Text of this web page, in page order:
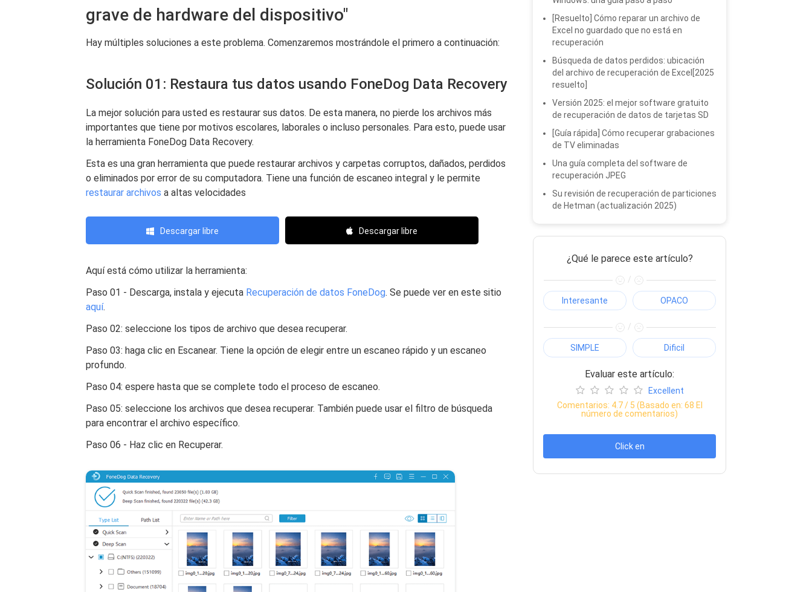
grave de hardware del dispositivo"
Hay múltiples soluciones a este problema. Comenzaremos mostrándole el primero a continuación:
Solución 01: Restaura tus datos usando FoneDog Data Recovery
La mejor solución para usted es restaurar sus datos. De esta manera, no pierde los archivos más
importantes que tiene por motivos escolares, laborales o incluso personales. Para esto, puede usar
la herramienta FoneDog Data Recovery.
Esta es una gran herramienta que puede restaurar archivos y carpetas corruptos, dañados, perdidos
o eliminados por error de su computadora. Tiene una función de escaneo integral y le permite
restaurar archivos a altas velocidades
Descargar libre Descargar libre
Aquí está cómo utilizar la herramienta:
Paso 01 - Descarga, instala y ejecuta Recuperación de datos FoneDog. Se puede ver en este sitio
aquí.
Paso 02: seleccione los tipos de archivo que desea recuperar.
Paso 03: haga clic en Escanear. Tiene la opción de elegir entre un escaneo rápido y un escaneo
profundo.
Paso 04: espere hasta que se complete todo el proceso de escaneo.
Paso 05: seleccione los archivos que desea recuperar. También puede usar el filtro de búsqueda
para encontrar el archivo específico.
Paso 06 - Haz clic en Recuperar.
[Resuelto] Cómo reparar un archivo de
Excel no guardado que no está en
recuperación
Búsqueda de datos perdidos: ubicación
del archivo de recuperación de Excel[2025
resuelto]
Versión 2025: el mejor software gratuito
de recuperación de datos de tarjetas SD
[Guía rápida] Cómo recuperar grabaciones
de TV eliminadas
Una guía completa del software de
recuperación JPEG
Su revisión de recuperación de particiones
de Hetman (actualización 2025)
¿Qué le parece este artículo?
/
Interesante OPACO
/
SIMPLE Dificil
Evaluar este artículo:
Excellent
Comentarios: 4.7/ 5 (Basado en: 68 El
número de comentarios)
Click en